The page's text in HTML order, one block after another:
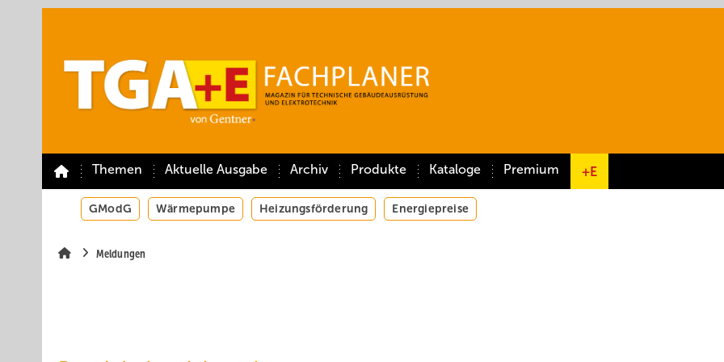
Themen Aktuelle Ausgabe Archiv Produkte Kataloge Premium +E
GModG Wärmepumpe Heizungsförderung Energiepreise
Meldungen